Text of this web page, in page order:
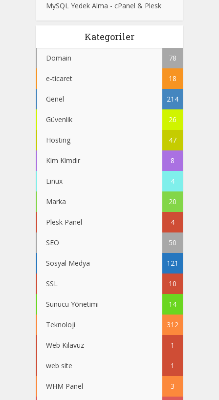
MySQL Yedek Alma - cPanel & Plesk
Kategoriler
Domain 78
e-ticaret 18
Genel 214
Güvenlik 26
Hosting 47
Kim Kimdir 8
Linux 4
Marka 20
Plesk Panel 4
SEO 50
Sosyal Medya 121
SSL 10
Sunucu Yönetimi 14
Teknoloji 312
Web Kılavuz 1
web site 1
WHM Panel 3